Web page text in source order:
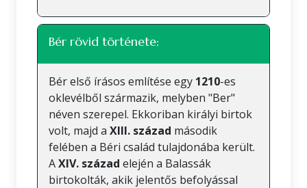
Bér rövid története:
Bér első írásos említése egy 1210-es
oklevélből származik, melyben "Ber"
néven szerepel. Ekkoriban királyi birtok
volt, majd a XIII. század második
felében a Béri család tulajdonába került.
AXIV. század elején a Balassák
birtokolták, akik jelentős befolyással